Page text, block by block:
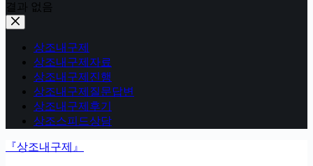
결과 없음
상조내구제
상조내구제자료
상조내구제진행
상조내구제질문답변
상조내구제후기
상조스피드상담
『상조내구제』